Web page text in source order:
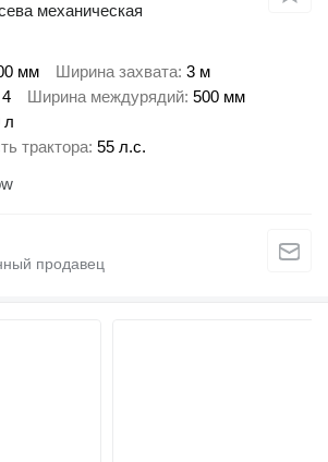
механическая
мм Ширина захвата 3 м
4 Ширина междурядий 500 мм
л
трактора 55 л.с.